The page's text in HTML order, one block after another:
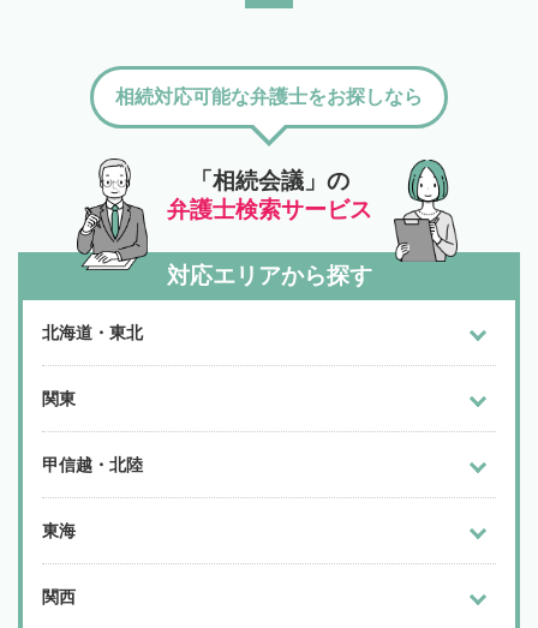
「相続会議」の
弁護士検索サービス
相続対応可能な弁護士をお探しなら
対応エリアから探す
北海道・東北
関東
甲信越・北陸
東海
関西